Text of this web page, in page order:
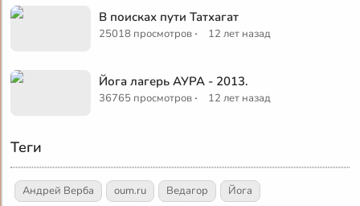
В поисках пути Татхагат
25018 просмотров · 12 лет назад
Йога лагерь АУРА - 2013.
36765 просмотров · 12 лет назад
Теги
Андрей Верба oum.ru Ведагор
Йога